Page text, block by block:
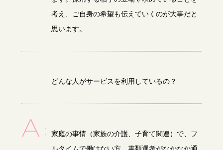
考え、ご自身の希望も伝えていくのが大事だと
思います。
どんな人がサービスを利用しているの？
家庭の事情（家族の介護、子育て関連）で、フ
ルタイムで働けない方、書類選考がなかなか通